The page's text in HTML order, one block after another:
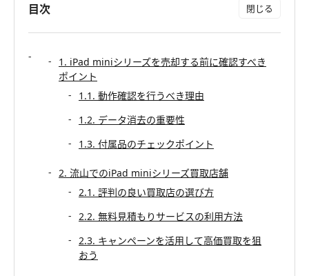
目次
1. iPad miniシリーズを売却する前に確認すべき
ポイント
1.1. 動作確認を行うべき理由
1.2. データ消去の重要性
1.3. 付属品のチェックポイント
2. 流山でのiPad miniシリーズ買取店舗
2.1. 評判の良い買取店の選び方
2.2. 無料見積もりサービスの利用方法
2.3. キャンペーンを活用して高価買取を狙
おう